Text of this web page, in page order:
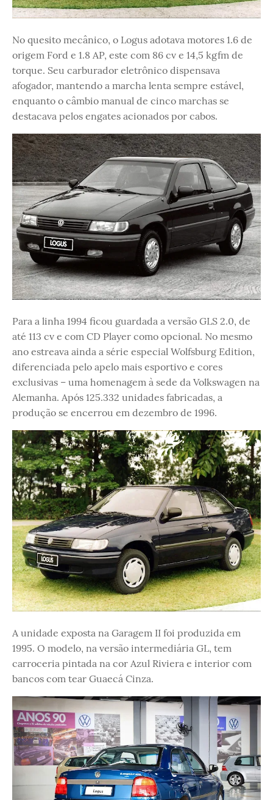
No quesito mecânico, o Logus adotava motores 1.6 de
origem Ford e 1.8 AP, este com 86 cv e 14,5 kgfm de
torque. Seu carburador eletrônico dispensava
afogador, mantendo a marcha lenta sempre estável,
enquanto o câmbio manual de cinco marchas se
destacava pelos engates acionados por cabos.
Para a linha 1994 ficou guardada a versão GLS 2.0, de
até 113 cv e com CD Player como opcional. No mesmo
ano estreava ainda a série especial Wolfsburg Edition,
diferenciada pelo apelo mais esportivo e cores
exclusivas – uma homenagem à sede da Volkswagen na
Alemanha. Após 125.332 unidades fabricadas, a
produção se encerrou em dezembro de 1996.
A unidade exposta na Garagem II foi produzida em
1995. O modelo, na versão intermediária GL, tem
carroceria pintada na cor Azul Riviera e interior com
bancos com tear Guaecá Cinza.